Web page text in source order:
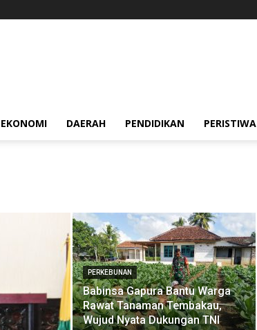
EKONOMI DAERAH PENDIDIKAN PERISTIWA
PERKEBUNAN
Babinsa Gapura Bantu Warga
Rawat Tanaman Tembakau,
Wujud Nyata Dukungan TNI